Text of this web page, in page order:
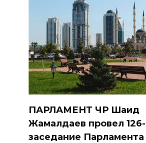
ПАРЛАМЕНТ ЧР Шаид
Жамалдаев провел
заседание